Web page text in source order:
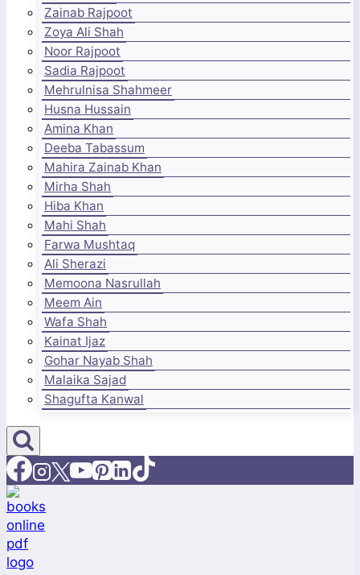
Zainab Rajpoot
Zoya Ali Shah
Noor Rajpoot
Sadia Rajpoot
Mehrulnisa Shahmeer
Husna Hussain
Amina Khan
Deeba Tabassum
Mahira Zainab Khan
Mirha Shah
Hiba Khan
Mahi Shah
Farwa Mushtaq
Ali Sherazi
Memoona Nasrullah
Meem Ain
Wafa Shah
Kainat Ijaz
Gohar Nayab Shah
Malaika Sajad
Shagufta Kanwal